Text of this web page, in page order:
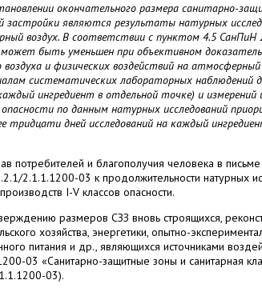
окончательного размера санитарно-
застройки являются результаты натурных
воздух. В соответствии с пунктом 4.5 СанПиН
быть уменьшен при объективном
воздуха и физических воздействий на
систематических лабораторных наблюдений
ингредиент в отдельной точке) и измерений
по данным натурных исследований
тридцати дней исследований на каждый
потребителей и благополучия человека в
2.1.1.1200-03 к продолжительности натурных
I-V классов опасности.
размеров СЗЗ вновь строящихся,
хозяйства, энергетики, опытно-
питания и др., являющихся источниками
03 «Санитарно-защитные зоны и санитарная
03).